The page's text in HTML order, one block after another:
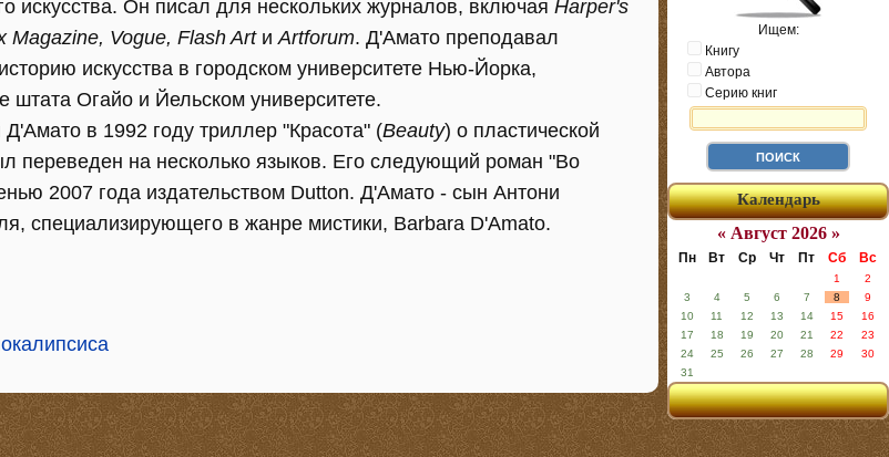
искусства. Он писал для нескольких журналов, включая Harper's
Magazine, Vogue, Flash ArtиArtforum. Д'Амато преподавал
искусства в городском университете Нью-Йорка,
штата Огайо и Йельском университете.
в 1992 году триллер "Красота" (Beauty) о пластической
переведен на несколько языков. Его следующий роман "Во
2007 года издательством Dutton. Д'Амато - сын Антони
специализирующего в жанре мистики, Barbara D'Amato.
Ищем:
Книгу
Автора
Серию книг
Календарь
« Август 2026 »
Пн Вт Ср Чт Пт Сб Вс
1
2
3
4 5 6 7 8
9
10
11 12 13 14 15
16
17
18 19 20 21 22
23
24
25 26 27 28 29
30
31